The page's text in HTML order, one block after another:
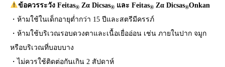
ข้อควรระวัง Feitas®Zα Dicsas®และ Feitas®Zα Dicsas®Onkan
・ห้ามใช้ในเด็กอายุต่ำกว่า 15 ปีและสตรีมีครรภ์
・ห้ามใช้บริเวณรอบดวงตาและเนื้อเยื่ออ่อน เช่น ภายในปาก จมูก
หรือบริเวณที่บอบบาง
・ไม่ควรใช้ติดต่อกันเกิน 2 สัปดาห์